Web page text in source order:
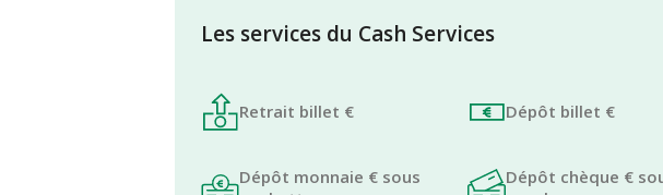
Les services du Cash Services
Retrait billet € Dépôt billet €
Dépôt monnaie € sous
Dépôt chèque €